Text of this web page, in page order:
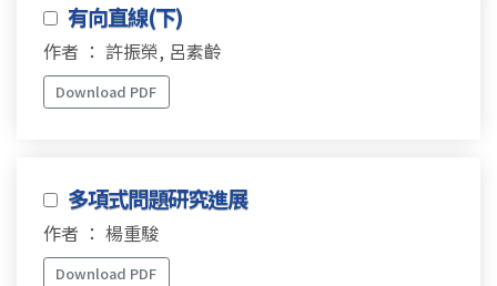
有向直線(下)
作者 ： 許振榮, 呂素齡
Download PDF
多項式問題研究進展
作者 ： 楊重駿
Download PDF